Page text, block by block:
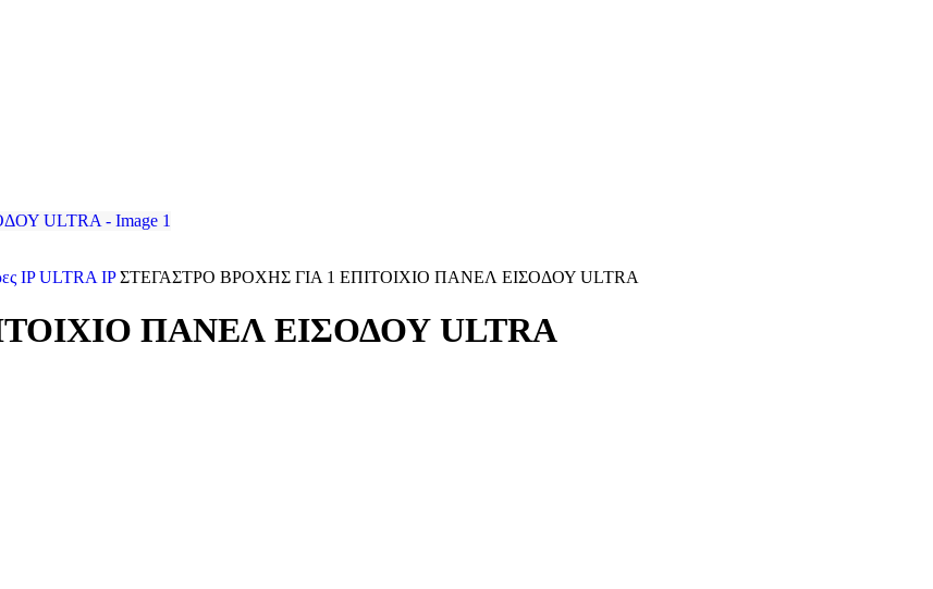
IPULTRA IPΣΤΕΓΑΣΤΡΟ ΒΡΟΧΗΣ ΓΙΑ 1 ΕΠΙΤΟΙΧΙΟ ΠΑΝΕΛ ΕΙΣΟΔΟΥ ULTRA
ΠΑΝΕΛ ΕΙΣΟΔΟΥ ULTRA